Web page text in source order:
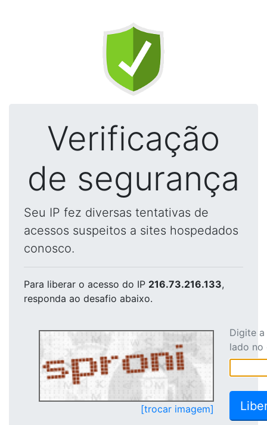
Verificação
de segurança
Seu IP fez diversas tentativas de
acessos suspeitos a sites hospedados
conosco.
Para liberar o acesso do IP 216.73.216.133,
responda ao desafio abaixo.
[trocar imagem]
Digite
lado no